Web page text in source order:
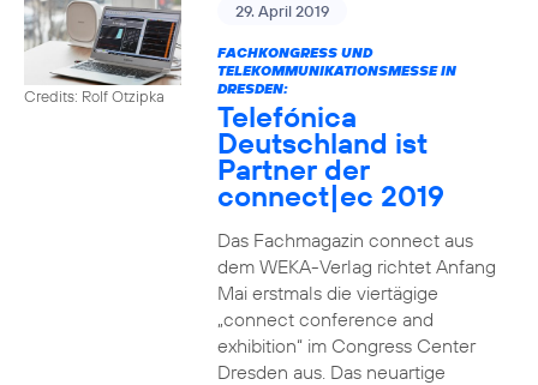
Credits: Rolf Otzipka
29. April 2019
FACHKONGRESS UND
TELEKOMMUNIKATIONSMESSE IN
DRESDEN:
Telefónica
Deutschland ist
Partner der
connect|ec 2019
Das Fachmagazin connect aus
dem WEKA-Verlag richtet Anfang
Mai erstmals die viertägige
„connect conference and
exhibition“ im Congress Center
Dresden aus. Das neuartige